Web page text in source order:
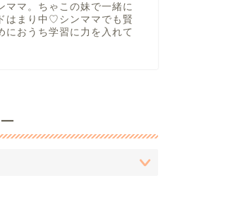
ママ。ちゃこの妹で一緒に
はまり中♡シンママでも賢
におうち学習に力を入れて